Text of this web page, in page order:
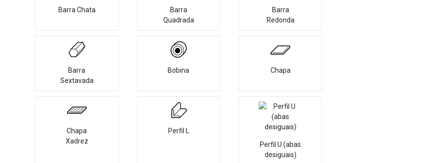
Barra Chata
Barra
Quadrada
Barra
Redonda
Barra
Sextavada
Bobina Chapa
Chapa
Xadrez
Perfil L
Perfil U (abas
desiguais)